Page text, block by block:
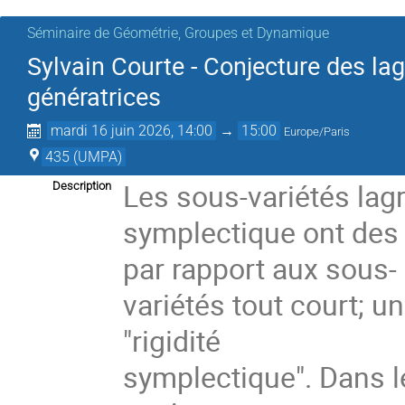
Séminaire de Géométrie, Groupes et Dynamique
Sylvain Courte - Conjecture des
génératrices
mardi 16 juin 2026, 14:00 → 15:00 Europe/Paris
435 (UMPA)
Description
Les sous-variétés
symplectique ont
par rapport aux sous-
variétés tout court;
"rigidité
symplectique". Dans